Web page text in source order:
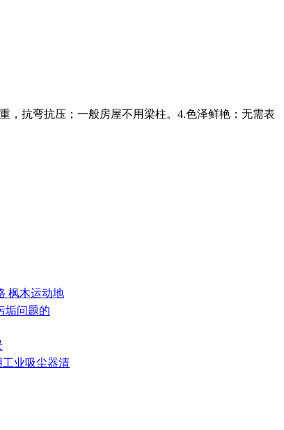
，抗弯抗压；一般房屋不用梁柱。4.色泽鲜艳：无需表
枫木运动地
垢问题的
工业吸尘器清